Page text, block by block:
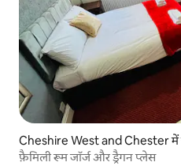
Cheshire West and Chester में
फ़ैमिली रूम जॉर्ज और ड्रैगन प्लेस